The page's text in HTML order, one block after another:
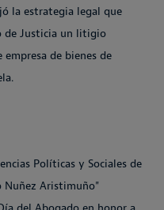
la estrategia legal que
de Justicia un litigio
de bienes de
Políticas y Sociales de
Nuñez Aristimuño"